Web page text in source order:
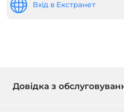
Вхід в Екстранет
Довідка з